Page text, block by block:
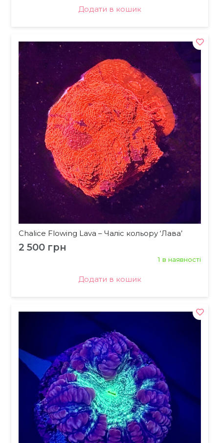
Додати в кошик
Chalice Flowing Lava – Чаліс кольору ‘Лава’
2 500 грн
1 в наявності
Додати в кошик